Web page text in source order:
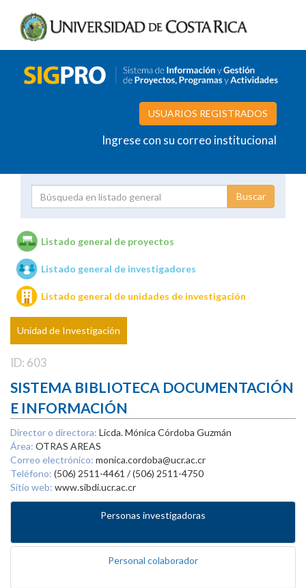
USUARIOS REGISTRADOS
Ingrese con su correo institucional
Unidades de investigación
Listado general de proyectos
Listado general de investigadores
Listado general de unidades de investigación
Unidad de Investigación
ID: 603
SISTEMA BIBLIOTECA DOCUMENTACIÓN
E INFORMACIÓN
Director o directora: Licda. Mónica Córdoba Guzmán
Área: OTRAS AREAS
Correo electrónico: monica.cordoba@ucr.ac.cr
Teléfono: (506) 2511-4461 / (506) 2511-4750
Sitio web: www.sibdi.ucr.ac.cr
Personas investigadoras
Personal colaborador